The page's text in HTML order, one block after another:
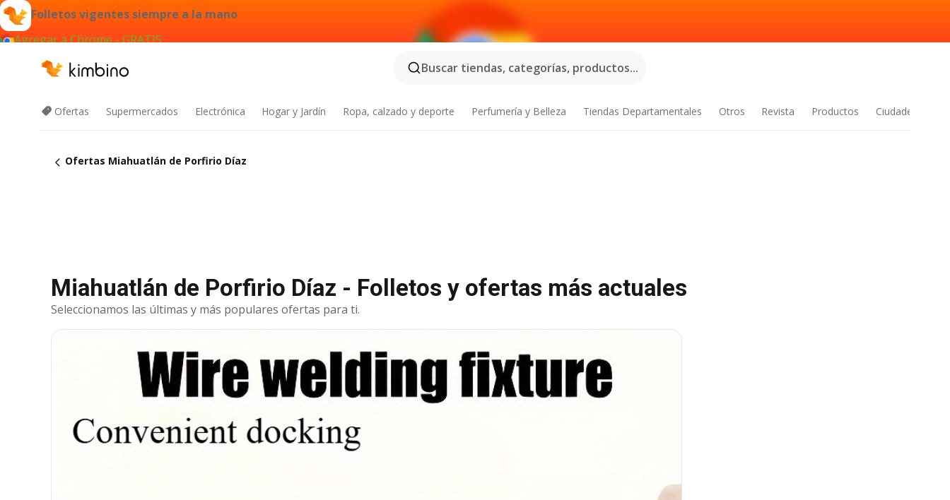
Folletos vigentes siempre a la mano
Agregar a Chrome - GRATIS
Buscar tiendas, categorías, productos...
Ofertas Supermercados Electrónica Hogar y Jardín Ropa, calzado y deporte Perfumería y Belleza Tiendas Departamentales Otros Revista Productos Ciudades
Ofertas Miahuatlán de Porfirio Díaz
Miahuatlán de Porfirio Díaz - Folletos y ofertas más actuales
Seleccionamos las últimas y más populares ofertas para ti.